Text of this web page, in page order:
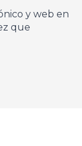
y web en
que